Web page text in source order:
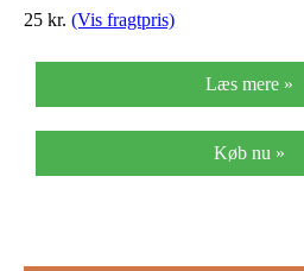
25 kr. (Vis fragtpris)
Læs mere »
Køb nu »